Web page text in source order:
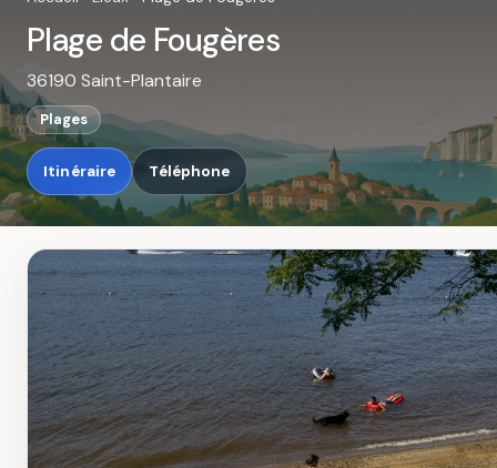
spot dans Kraaby.
Ouvrir dans Kraaby
Plage de Fougères
36190 Saint-Plantaire
Plages
Itinéraire Téléphone